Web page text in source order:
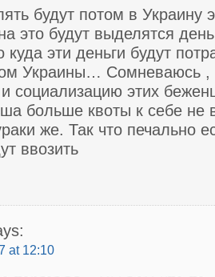
будут потом в Украину
это будут выделятся
куда эти деньги будут
Украины… Сомневаюсь ,
и социализацию этих
больше квоты к себе не
же. Так что печально
ввозить
at 12:10